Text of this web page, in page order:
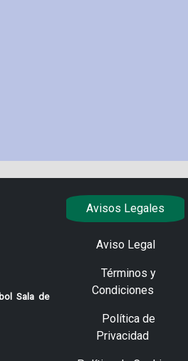
Sala de
Avisos Legales
Aviso Legal
Términos y
Condiciones
Política de
Privacidad